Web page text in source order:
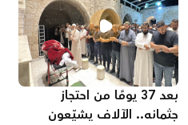
بعد 37 يومًا من احتجاز
جثمانه.. الآلاف يشيّعون